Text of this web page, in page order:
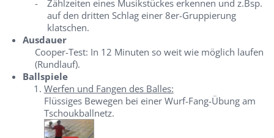
-
Zählzeiten eines Musikstückes erkennen und z.Bsp.
auf den dritten Schlag einer 8er-Gruppierung
klatschen.
Ausdauer
Cooper-Test: In 12 Minuten so weit wie möglich laufen
(Rundlauf).
Ballspiele
Werfen und Fangen des Balles:
Flüssiges Bewegen bei einer Wurf-Fang-Übung am
Tschoukballnetz.